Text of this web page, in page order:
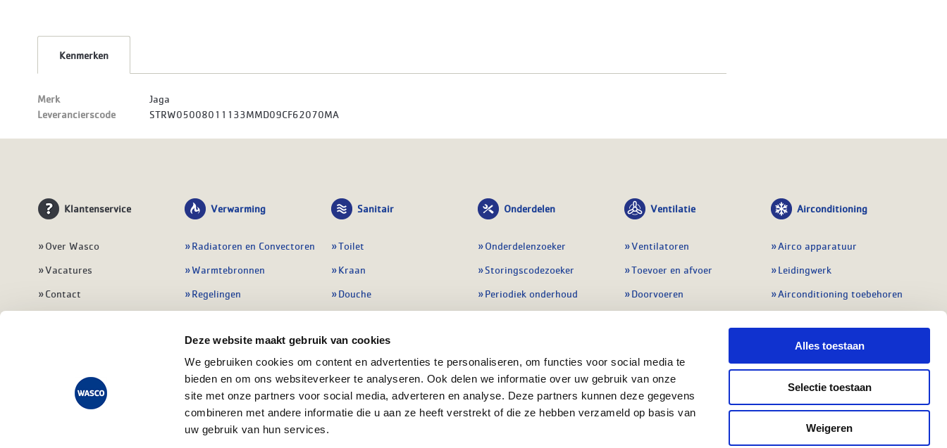
Deze website maakt gebruik van cookies
We gebruiken cookies om content en advertenties te personaliseren, om functies voor social media te
bieden en om ons websiteverkeer te analyseren. Ook delen we informatie over uw gebruik van onze
site met onze partners voor social media, adverteren en analyse. Deze partners kunnen deze gegevens
combineren met andere informatie die u aan ze heeft verstrekt of die ze hebben verzameld op basis van
uw gebruik van hun services.
Alles toestaan
Selectie toestaan
Weigeren
Kenmerken
Merk
Jaga
Leverancierscode
STRW05008011133MMD09CF62070MA
Klantenservice
Over Wasco
Vacatures
Contact
Veelgestelde vragen
Verwarming
Radiatoren en Convectoren
Warmtebronnen
Regelingen
Leidingwerk
Warmwatertoestellen
Alle verwarming
Sanitair
Toilet
Kraan
Douche
Badmeubel
Afvoeren
Alle sanitair
Onderdelen
Onderdelenzoeker
Storingscodezoeker
Periodiek onderhoud
Preventie & detectie
Alle onderdelen
Ventilatie
Ventilatoren
Toevoer en afvoer
Doorvoeren
Regelingen
Airconditioning
Airco apparatuur
Leidingwerk
Airconditioning toebehoren
Regelapparatuur
Alle koeling